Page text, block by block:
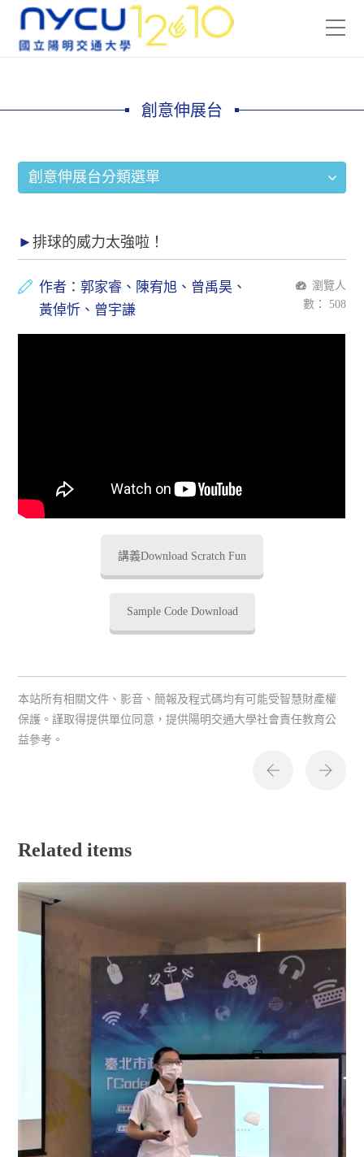
創意伸展台
創意伸展台分類選單
排球的威力太強啦！
作者：郭家睿、陳宥旭、曾禹昊、
黃倬忻、曾宇謙
瀏覽人
數： 508
講義Download Scratch Fun
Sample Code Download
本站所有相關文件、影音、簡報及程式碼均有可能受智慧財產權
保護。謹取得提供單位同意，提供陽明交通大學社會責任教育公
益參考。
Related items